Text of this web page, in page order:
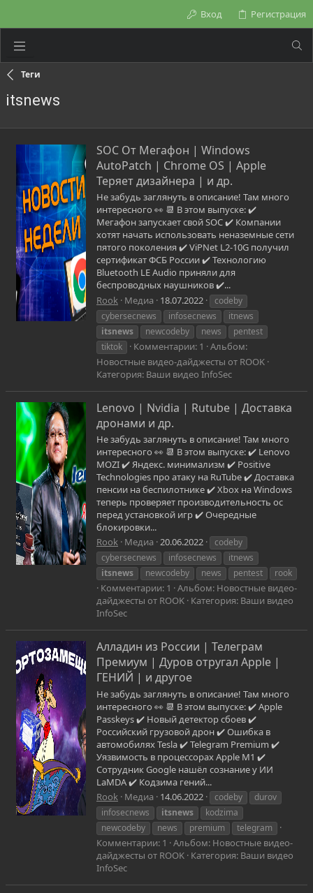
Вход Регистрация
Теги
itsnews
SOC От Мегафон | Windows
AutoPatch | Chrome OS | Apple
Теряет дизайнера | и др.
Не забудь заглянуть в описание! Там много
интересного 👀 📆 В этом выпуске: ✔️
Мегафон запускает свой SOC ✔️ Компании
хотят начать использовать неназемные сети
пятого поколения ✔️ ViPNet L2-10G получил
сертификат ФСБ России ✔️ Технологию
Bluetooth LE Audio приняли для
беспроводных наушников ✔️...
Rook Медиа 18.07.2022
codeby
cybersecnews
infosecnews
itnews
itsnews
newcodeby news
pentest
tiktok
Комментарии: 1
Альбом:
Новостные видео-дайджесты от ROOK
Категория: Ваши видео InfoSec
Lenovo | Nvidia | Rutube | Доставка
дронами и др.
Не забудь заглянуть в описание! Там много
интересного 👀 📆 В этом выпуске: ✔️ Lenovo
MOZI ✔️ Яндекс. минимализм ✔️ Positive
Technologies про атаку на RuTube ✔️ Доставка
пенсии на беспилотнике ✔️ Xbox на Windows
теперь проверяет производительность ос
перед установкой игр ✔️ Очередные
блокировки...
Rook Медиа 20.06.2022
codeby
cybersecnews
infosecnews
itnews
itsnews
newcodeby news pentest rook
Комментарии: 1
Альбом: Новостные видео-
дайджесты от ROOK Категория: Ваши видео
InfoSec
Алладин из России | Телеграм
Премиум | Дуров отругал Apple |
ГЕНИЙ | и другое
Не забудь заглянуть в описание! Там много
интересного 👀 📆 В этом выпуске: ✔️ Apple
Passkeys ✔️ Новый детектор сбоев ✔️
Российский грузовой дрон ✔️ Ошибка в
автомобилях Tesla ✔️ Telegram Premium ✔️
Уязвимость в процессорах Apple M1 ✔️
Сотрудник Google нашёл сознание у ИИ
LaMDA ✔️ Кодзима гений...
Rook Медиа 14.06.2022 codeby
durov
infosecnews
itsnews
kodzima
newcodeby
news premium telegram
Комментарии: 1
Альбом: Новостные видео-
дайджесты от ROOK Категория: Ваши видео
InfoSec